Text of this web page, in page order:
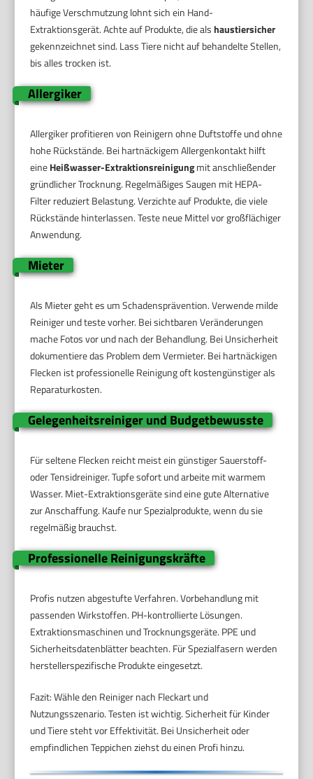
häufige Verschmutzung lohnt sich ein Hand-
Extraktionsgerät. Achte auf Produkte, die alshaustiersicher
gekennzeichnet sind. Lass Tiere nicht auf behandelte Stellen,
bis alles trocken ist.
Allergiker
Allergiker profitieren von Reinigern ohne Duftstoffe und ohne
hohe Rückstände. Bei hartnäckigem Allergenkontakt hilft
eineHeißwasser-Extraktionsreinigungmit anschließender
gründlicher Trocknung. Regelmäßiges Saugen mit HEPA-
Filter reduziert Belastung. Verzichte auf Produkte, die viele
Rückstände hinterlassen. Teste neue Mittel vor großflächiger
Anwendung.
Mieter
Als Mieter geht es um Schadensprävention. Verwende milde
Reiniger und teste vorher. Bei sichtbaren Veränderungen
mache Fotos vor und nach der Behandlung. Bei Unsicherheit
dokumentiere das Problem dem Vermieter. Bei hartnäckigen
Flecken ist professionelle Reinigung oft kostengünstiger als
Reparaturkosten.
Gelegenheitsreiniger und Budgetbewusste
Für seltene Flecken reicht meist ein günstiger Sauerstoff-
oder Tensidreiniger. Tupfe sofort und arbeite mit warmem
Wasser. Miet-Extraktionsgeräte sind eine gute Alternative
zur Anschaffung. Kaufe nur Spezialprodukte, wenn du sie
regelmäßig brauchst.
Professionelle Reinigungskräfte
Profis nutzen abgestufte Verfahren. Vorbehandlung mit
passenden Wirkstoffen. PH-kontrollierte Lösungen.
Extraktionsmaschinen und Trocknungsgeräte. PPE und
Sicherheitsdatenblätter beachten. Für Spezialfasern werden
herstellerspezifische Produkte eingesetzt.
Fazit: Wähle den Reiniger nach Fleckart und
Nutzungsszenario. Testen ist wichtig. Sicherheit für Kinder
und Tiere steht vor Effektivität. Bei Unsicherheit oder
empfindlichen Teppichen ziehst du einen Profi hinzu.